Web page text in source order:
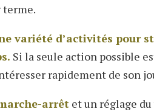
terme.
variété d’activités pour
Si la seule action possible
rapidement de son
arrêt et un réglage